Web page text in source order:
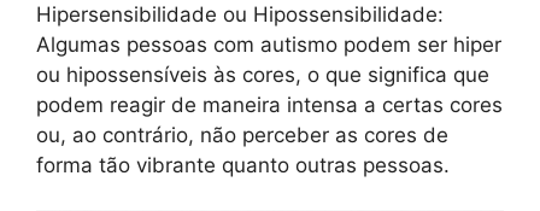
Hipersensibilidade ou Hipossensibilidade:
Algumas pessoas com autismo podem ser hiper
ou hipossensíveis às cores, o que significa que
podem reagir de maneira intensa a certas cores
ou, ao contrário, não perceber as cores de
forma tão vibrante quanto outras pessoas.